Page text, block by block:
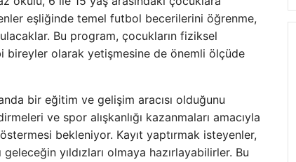
eşliğinde temel futbol becerilerini öğrenme,
Bu program, çocukların fiziksel
bireyler olarak yetişmesine de önemli ölçüde
bir eğitim ve gelişim aracısı olduğunu
ve spor alışkanlığı kazanmaları amacıyla
bekleniyor. Kayıt yaptırmak isteyenler,
yıldızları olmaya hazırlayabilirler. Bu